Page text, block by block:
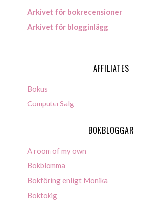
Arkivet för bokrecensioner
Arkivet för blogginlägg
AFFILIATES
Bokus
ComputerSalg
BOKBLOGGAR
A room of my own
Bokblomma
Bokföring enligt Monika
Boktokig